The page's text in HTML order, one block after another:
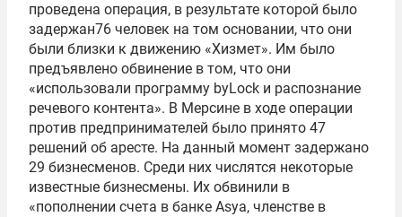
проведена операция, в результате которой было
задержан76 человек на том основании, что они
были близки к движению «Хизмет». Им было
предъявлено обвинение в том, что они
«использовали программу byLock и распознание
речевого контента». В Мерсине в ходе операции
против предпринимателей было принято 47
решений об аресте. На данный момент задержано
29 бизнесменов. Среди них числятся некоторые
известные бизнесмены. Их обвинили в
«пополнении счета в банке Asya, членстве в